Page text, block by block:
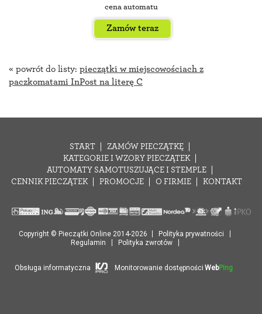
cena automatu
Zamów teraz
« powrót do listy: pieczątki w miejscowościach z
paczkomatami InPost na literę C
START
ZAMÓW PIECZĄTKĘ
KATEGORIE I WZORY PIECZĄTEK
AUTOMATY SAMOTUSZUJĄCE I STEMPLE
CENNIK PIECZĄTEK
PROMOCJE O FIRMIE KONTAKT
Copyright © Pieczątki Online 2014-2026
Polityka prywatności
Regulamin
Polityka zwrotów
Obsługa informatyczna Monitorowanie dostępności WebPing